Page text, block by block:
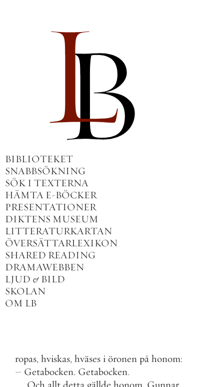
BIBLIOTEKET
SNABBSÖKNING
SÖK I TEXTERNA
HÄMTA E-BÖCKER
PRESENTATIONER
DIKTENS MUSEUM
LITTERATURKARTAN
ÖVERSÄTTARLEXIKON
SHARED READING
DRAMAWEBBEN
LJUD & BILD
SKOLAN
OM LB
ropas, hviskas, hväses i öronen på honom:
– Getabocken. Getabocken.